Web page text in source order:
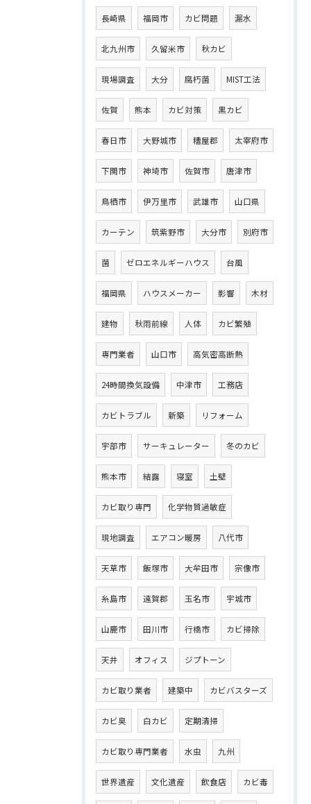
長崎県 福岡市 カビ問題 漏水
北九州市 久留米市 秋カビ
現場調査 大分 腐朽菌 MIST工法
佐賀 熊本 カビ対策 黒カビ
春日市 大野城市 糟屋郡 太宰府市
下関市 神埼市 佐賀市 唐津市
鳥栖市 伊万里市 武雄市 山口県
カーテン 筑紫野市 大分市 別府市
菌 ゼロエネルギーハウス 台風
福岡県 ハウスメーカー 影響 木材
建物 秋雨前線 人体 カビ繁殖
専門業者 山口市 高気密高断熱
24時間換気設備 中津市 工務店
カビトラブル 新築 リフォーム
宇部市 サーキュレーター 冬のカビ
熊本市 結露 寝室 土壁
カビ取り専門 化学物質過敏症
現地調査 エアコン暖房 八代市
天草市 飯塚市 大牟田市 宗像市
糸島市 遠賀郡 玉名市 宇城市
山鹿市 田川市 行橋市 カビ掃除
天井 オフィス ジプトーン
カビ取り業者 建築中 カビバスターズ
カビ臭 白カビ 定期清掃
カビ取り専門業者 水虫 九州
世界遺産 文化遺産 飲食店 カビ毒